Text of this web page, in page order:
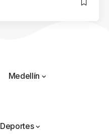
Medellín
Deportes